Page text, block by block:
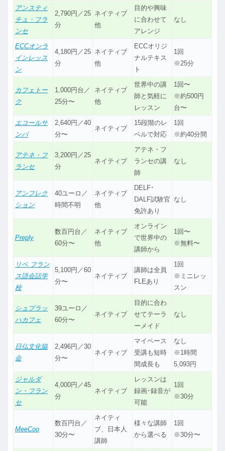
アンスティ
チュ・フラ
ンセ
2,790円／25
分
ネイティブ
他
目的や興味
に合わせて
アレンジ
なし
ECCオンラ
インレッス
ン
4,180円／25
分
ネイティブ
他
ECCオリジ
ナルテキス
ト
1回
※25分
カフェトー
ク
1,000円台／
25分〜
ネイティブ
他
世界中の講
師と気軽に
レッスン
1回〜
※約500円
台〜
エコールサ
ンパ
2,640円／40
分〜
ネイティブ
15段階のレ
ベルで対応
1回
※約40分間
アテネ・フ
ランセ
3,200円／25
分
ネイティブ
アテネ・フ
ランセの講
師
なし
アンフレク
ション
40ユーロ／
時間不明
ネイティブ
他
DELF･
DALF試験官
免許あり
なし
Preply
数百円台／
60分〜
ネイティブ
他
オンライン
で世界中の
講師から
1回〜
※無料〜
リベ フラン
ス語会話学
校
5,100円／60
分〜
ネイティブ
講師は全員
FLEあり
1回
※ミニレッ
スン
シュプラッ
ハカフェ
39ユーロ／
60分〜
ネイティブ
目的に合わ
せてテーラ
ーメイド
なし
日仏文化協
会
2,496円／30
分〜
ネイティブ
マイペース
受講も短時
間成長も
なし
※1時間
5,093円
ジャルダ
ン・フラン
セ
4,000円／45
分
ネイティブ
レッスンは
録画･録音が
可能
1回
※30分
MeeCoo
数百円台／
30分〜
ネイティ
ブ、日本人
講師
様々な講師
から選べる
1回
※30分〜